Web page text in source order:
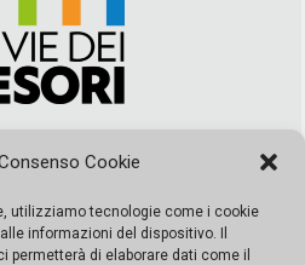
Cookie
utilizziamo tecnologie come i cookie
informazioni del dispositivo. Il
permetterà di elaborare dati come il
Barbaro – Aut. del tribunale di